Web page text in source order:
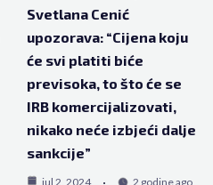
Svetlana Cenić
upozorava: “Cijena koju
će svi platiti biće
previsoka, to što će se
IRB komercijalizovati,
nikako neće izbjeći dalje
sankcije”
jul 2, 2024 2 godine ago